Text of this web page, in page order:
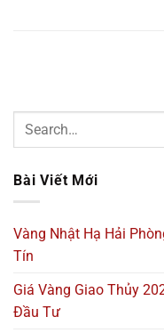
Bài Viết Mới
Vàng Nhật Hạ Hải
Tín
Giá Vàng Giao Thủy
Đầu Tư